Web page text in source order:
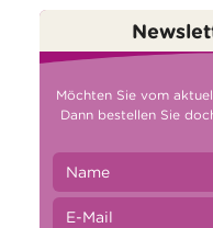
Möchten Sie vom
Dann bestellen Sie